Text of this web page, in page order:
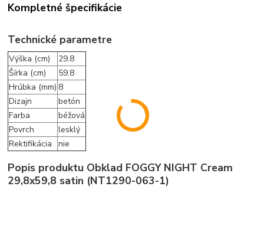
Kompletné špecifikácie
Technické parametre
Výška (cm)
29.8
Šírka (cm)
59.8
Hrúbka (mm) 8
Dizajn
betón
Farba
béžová
Povrch
lesklý
Rektifikácia
nie
Popis produktu Obklad FOGGY NIGHT Cream
29,8x59,8 satin (NT1290-063-1)